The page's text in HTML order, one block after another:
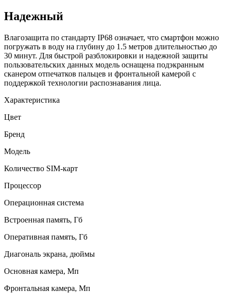
Надежный
Влагозащита по стандарту IP68 означает, что смартфон можно
погружать в воду на глубину до 1.5 метров длительностью до
30 минут. Для быстрой разблокировки и надежной защиты
пользовательских данных модель оснащена подэкранным
сканером отпечатков пальцев и фронтальной камерой с
поддержкой технологии распознавания лица.
Характеристика
Цвет
Бренд
Модель
Количество SIM-карт
Процессор
Операционная система
Встроенная память, Гб
Оперативная память, Гб
Диагональ экрана, дюймы
Основная камера, Мп
Фронтальная камера, Мп